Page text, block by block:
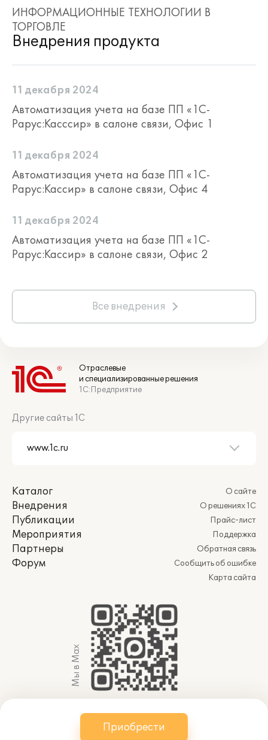
Приобрести
ИНФОРМАЦИОННЫЕ ТЕХНОЛОГИИ В
ТОРГОВЛЕ
Внедрения продукта
11 декабря 2024
Автоматизация учета на базе ПП «1С-
Рарус:Касcсир» в салоне связи, Офис 1
11 декабря 2024
Автоматизация учета на базе ПП «1С-
Рарус:Кассир» в салоне связи, Офис 4
11 декабря 2024
Автоматизация учета на базе ПП «1С-
Рарус:Кассир» в салоне связи, Офис 2
Все внедрения
Отраслевые
и специализированные решения
1С:Предприятие
Другие сайты 1С
Каталог
Внедрения
Публикации
Мероприятия
Партнеры
Форум
О сайте
О решениях 1С
Прайс-лист
Поддержка
Обратная связь
Сообщить об ошибке
Карта сайта
Мы в Max
© 2011-2026 АО «Группа 1С» (правопреемник ООО
«1С»). Все права защищены.
websol@1c.ru